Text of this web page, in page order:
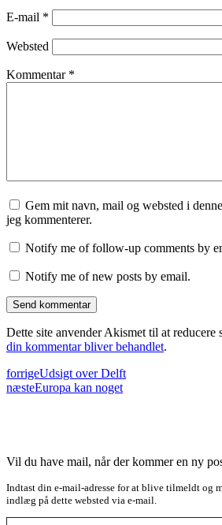
E-mail *
Websted
Kommentar *
Gem mit navn, mail og websted i
jeg kommenterer.
Notify me of follow-up comments by
Notify me of new posts by email.
Dette site anvender Akismet til at reducere
din kommentar bliver behandlet.
forrigeUdsigt over Delft
næsteEuropa kan noget
Vil du have mail, når der kommer en ny
Indtast din e-mail-adresse for at blive tilmeldt og
indlæg på dette websted via e-mail.
Type your email…